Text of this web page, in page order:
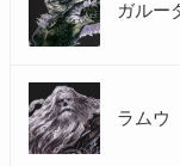
ガルー
ラムウ